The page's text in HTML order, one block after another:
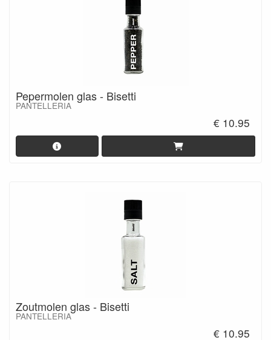
Pepermolen glas - Bisetti
PANTELLERIA
€ 10.95
Zoutmolen glas - Bisetti
PANTELLERIA
€ 10.95